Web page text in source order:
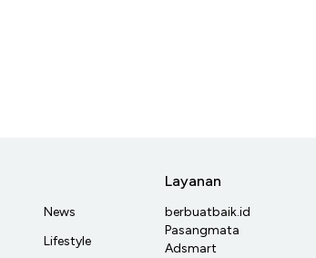
News
Lifestyle
Layanan
berbuatbaik.id
Pasangmata
Adsmart